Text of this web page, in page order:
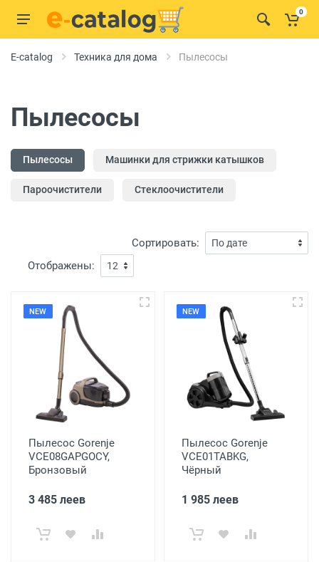
0
E-catalog Техника для дома Пылесосы
Пылесосы
Пылесосы Машинки для стрижки катышков
Пароочистители Стеклоочистители
Сортировать:
Отображены:
NEW
Пылесос Gorenje
VCE08GAPGOCY,
Бронзовый
3 485 леев
NEW
Пылесос Gorenje
VCE01TABKG,
Чёрный
1 985 леев